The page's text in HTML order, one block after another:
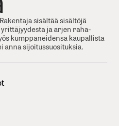
sisältää sisältöjä
ja arjen raha-
kumppaneidensa kaupallista
anna sijoitussuosituksia.